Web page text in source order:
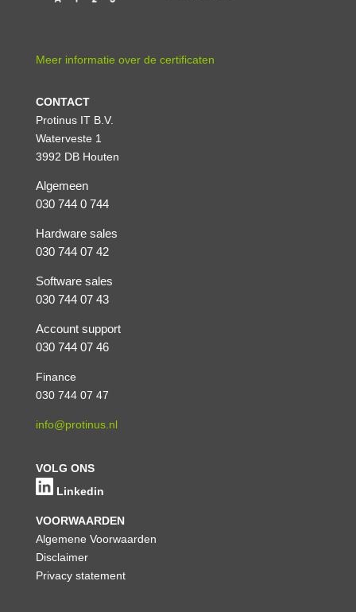
Meer informatie over de certificaten
CONTACT
Protinus IT B.V.
Waterveste 1
3992 DB Houten
Algemeen
030 744 0 744
Hardware sales
030 744 07 42
Software sales
030 744 07 43
Account support
030 744 07 46
Finance
030 744 07 47
info@protinus.nl
VOLG ONS
Linkedin
VOORWAARDEN
Algemene Voorwaarden
Disclaimer
Privacy statement